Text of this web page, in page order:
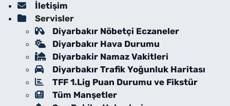
İletişim
Servisler
Diyarbakır Nöbetçi Eczaneler
Diyarbakır Hava Durumu
Diyarbakir Namaz Vakitleri
Diyarbakır Trafik Yoğunluk Haritası
TFF 1.Lig Puan Durumu ve Fikstür
Tüm Manşetler